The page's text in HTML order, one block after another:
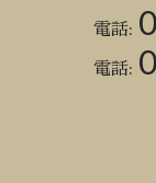
電話:
電話: